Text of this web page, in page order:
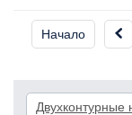
Начало
Двухконтурные